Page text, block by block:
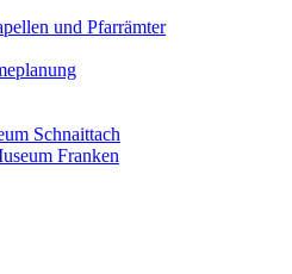
und Pfarrämter
Schnaittach
Franken